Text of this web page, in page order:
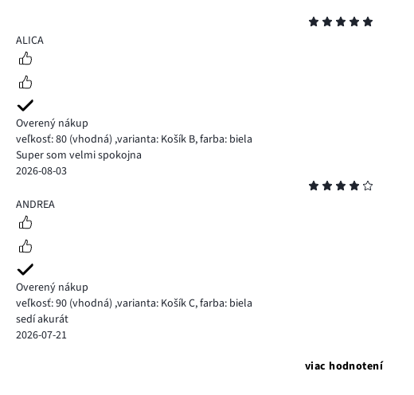
5
ALICA
Overený nákup
veľkosť: 80 (vhodná) ,varianta: Košík B,farba: biela
Super som velmi spokojna
2026-08-03
4
ANDREA
Overený nákup
veľkosť: 90 (vhodná) ,varianta: Košík C,farba: biela
sedí akurát
2026-07-21
viac hodnotení